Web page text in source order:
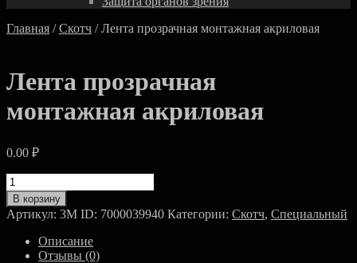
Главная /Скотч / Лента прозрачная монтажная акриловая
Лента прозрачная
монтажная акриловая
0.00 ₽
Количество
товара
Лента
прозрачная
монтажная
акриловая
В корзину
Артикул: 3M ID: 7000039940 Категории: Скотч, Специальный
Описание
Отзывы (0)